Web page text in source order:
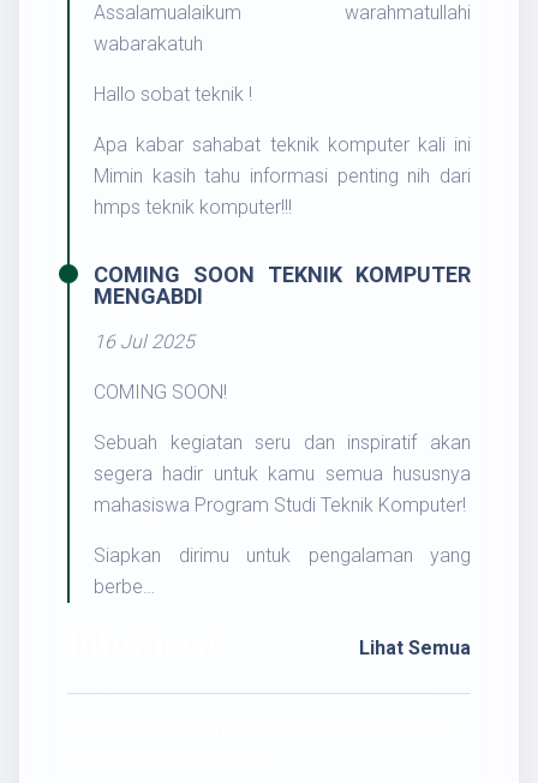
Assalamualaikum warahmatullahi
wabarakatuh
Hallo sobat teknik !
Apa kabar sahabat teknik komputer kali ini
Mimin kasih tahu informasi penting nih dari
hmps teknik komputer!!!
COMING SOON TEKNIK KOMPUTER
MENGABDI
16 Jul 2025
COMING SOON!
Sebuah kegiatan seru dan inspiratif akan
segera hadir untuk kamu semua hususnya
mahasiswa Program Studi Teknik Komputer!
Siapkan dirimu untuk pengalaman yang
berbe…
Lihat Semua